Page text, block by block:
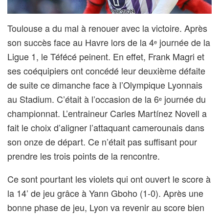
Toulouse a du mal à renouer avec la victoire. Après
son succès face au Havre lors de la 4e journée de la
Ligue 1, le Téfécé peinent. En effet, Frank Magri et
ses coéquipiers ont concédé leur deuxième défaite
de suite ce dimanche face à l’Olympique Lyonnais
au Stadium. C’était à l’occasion de la 6e journée du
championnat. L’entraineur Carles Martínez Novell a
fait le choix d’aligner l’attaquant camerounais dans
son onze de départ. Ce n’était pas suffisant pour
prendre les trois points de la rencontre.
Ce sont pourtant les violets qui ont ouvert le score à
la 14’ de jeu grâce à Yann Gboho (1-0). Après une
bonne phase de jeu, Lyon va revenir au score bien